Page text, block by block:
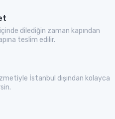
dilediğin zaman kapından
teslim edilir.
İstanbul dışından kolayca